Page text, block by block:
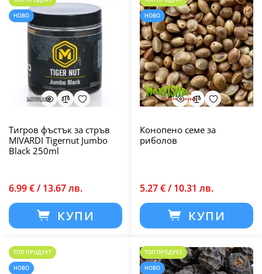
НОВО
Тигров фъстък за стръв
MIVARDI Tigernut Jumbo
Black 250ml
6.99 € / 13.67 лв.
КУПИ
НОВО
Конопено семе за
риболов
5.27 € / 10.31 лв.
КУПИ
ТОП ПРОДУКТ
НОВО
ТОП ПРОДУКТ
НОВО